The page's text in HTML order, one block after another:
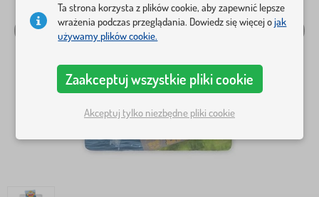
Ta strona korzysta z plików cookie, aby zapewnić lepsze
wrażenia podczas przeglądania. Dowiedz się więcej ojak
używamy plików cookie.
Zaakceptuj wszystkie pliki cookie
Akceptuj tylko niezbędne pliki cookie